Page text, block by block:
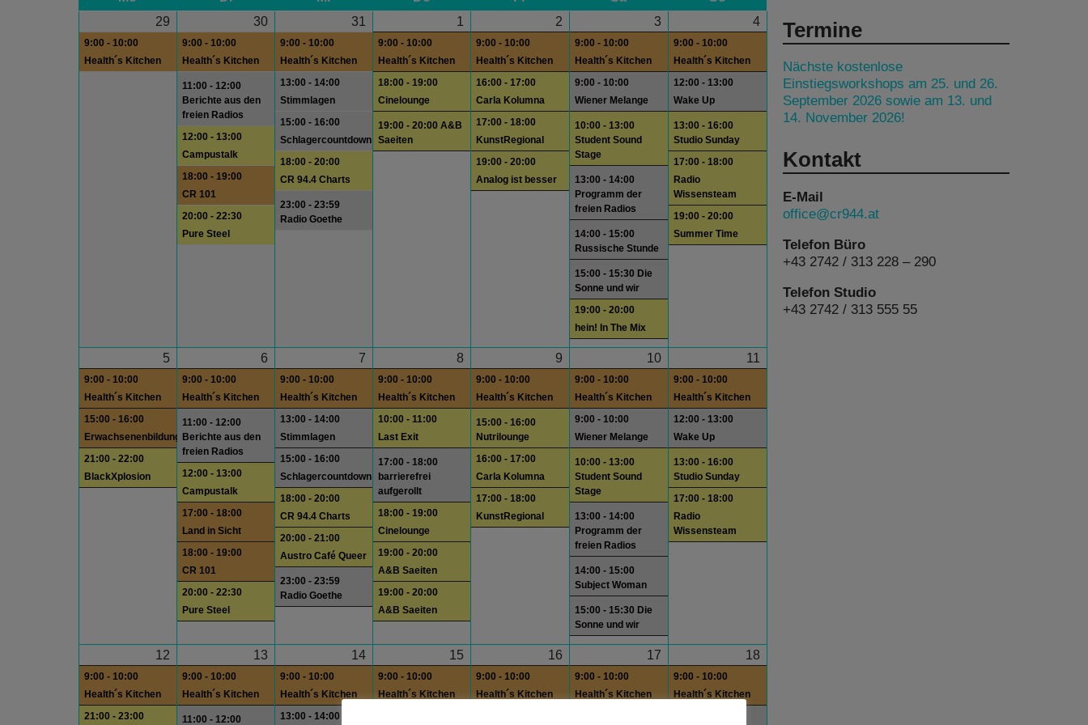
29
9:00 - 10:00
Health´s Kitchen
30
9:00 - 10:00
Health´s Kitchen
11:00 - 12:00
Berichte aus den
freien Radios
12:00 - 13:00
Campustalk
18:00 - 19:00
CR 101
20:00 - 22:30
Pure Steel
31
9:00 - 10:00
Health´s Kitchen
13:00 - 14:00
Stimmlagen
15:00 - 16:00
Schlagercountdown
18:00 - 20:00
CR 94.4 Charts
23:00 - 23:59
Radio Goethe
1
9:00 - 10:00
Health´s Kitchen
18:00 - 19:00
Cinelounge
19:00 - 20:00 A&B
Saeiten
2
9:00 - 10:00
Health´s Kitchen
16:00 - 17:00
Carla Kolumna
17:00 - 18:00
KunstRegional
19:00 - 20:00
Analog ist besser
3
9:00 - 10:00
Health´s Kitchen
9:00 - 10:00
Wiener Melange
10:00 - 13:00
Student Sound
Stage
13:00 - 14:00
Programm der
freien Radios
14:00 - 15:00
Russische Stunde
15:00 - 15:30 Die
Sonne und wir
19:00 - 20:00
hein! In The Mix
4
9:00 - 10:00
Health´s Kitchen
12:00 - 13:00
Wake Up
13:00 - 16:00
Studio Sunday
17:00 - 18:00
Radio
Wissensteam
19:00 - 20:00
Summer Time
5
9:00 - 10:00
Health´s Kitchen
15:00 - 16:00
Erwachsenenbildung
21:00 - 22:00
BlackXplosion
6
9:00 - 10:00
Health´s Kitchen
11:00 - 12:00
Berichte aus den
freien Radios
12:00 - 13:00
Campustalk
17:00 - 18:00
Land in Sicht
18:00 - 19:00
CR 101
20:00 - 22:30
Pure Steel
7
9:00 - 10:00
Health´s Kitchen
13:00 - 14:00
Stimmlagen
15:00 - 16:00
Schlagercountdown
18:00 - 20:00
CR 94.4 Charts
20:00 - 21:00
Austro Café Queer
23:00 - 23:59
Radio Goethe
8
9:00 - 10:00
Health´s Kitchen
10:00 - 11:00
Last Exit
17:00 - 18:00
barrierefrei
aufgerollt
18:00 - 19:00
Cinelounge
19:00 - 20:00
A&B Saeiten
19:00 - 20:00
A&B Saeiten
9
9:00 - 10:00
Health´s Kitchen
15:00 - 16:00
Nutrilounge
16:00 - 17:00
Carla Kolumna
17:00 - 18:00
KunstRegional
10
9:00 - 10:00
Health´s Kitchen
9:00 - 10:00
Wiener Melange
10:00 - 13:00
Student Sound
Stage
13:00 - 14:00
Programm der
freien Radios
14:00 - 15:00
Subject Woman
15:00 - 15:30 Die
Sonne und wir
11
9:00 - 10:00
Health´s Kitchen
12:00 - 13:00
Wake Up
13:00 - 16:00
Studio Sunday
17:00 - 18:00
Radio
Wissensteam
12
9:00 - 10:00
Health´s Kitchen
21:00 - 23:00
13
9:00 - 10:00
Health´s Kitchen
11:00 - 12:00
14
9:00 - 10:00
Health´s Kitchen
13:00 - 14:00
15
9:00 - 10:00
Health´s Kitchen
16
9:00 - 10:00
Health´s Kitchen
17
9:00 - 10:00
Health´s Kitchen
18
9:00 - 10:00
Health´s Kitchen
Termine
Nächste kostenlose
Einstiegsworkshops am 25. und 26.
September 2026 sowie am 13. und
14. November 2026!
Kontakt
E-Mail
office@cr944.at
Telefon Büro
+43 2742 / 313 228 – 290
Telefon Studio
+43 2742 / 313 555 55